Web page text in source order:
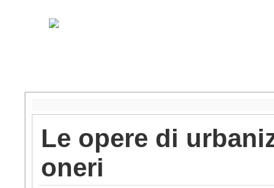
Le opere di
oneri